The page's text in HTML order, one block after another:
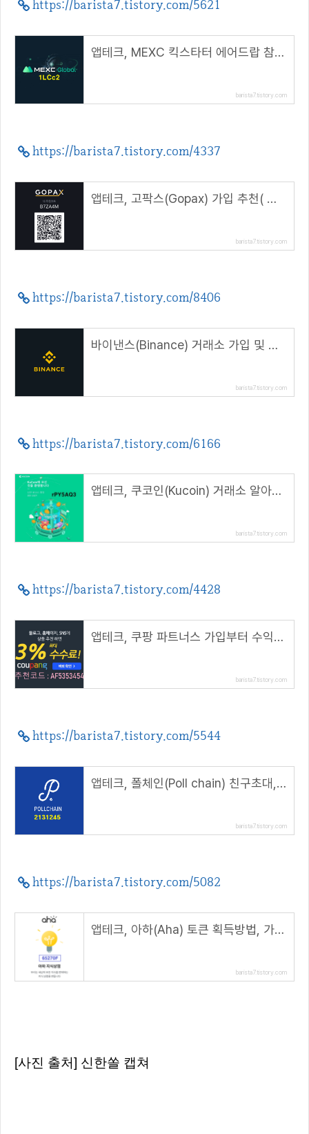
https://barista7.tistory.com/5621
앱테크, MEXC 킥스타터 에어드랍 참여방법( 추천 코드 : 1LCc2 )
barista7.tistory.com
https://barista7.tistory.com/4337
앱테크, 고팍스(Gopax) 가입 추천( 추천코드 : B7ZA4M )
barista7.tistory.com
https://barista7.tistory.com/8406
바이낸스(Binance) 거래소 가입 및 신원인증(KYC) 방법( 래퍼럴 코드 : CPA_00BAM2V9FZ )
barista7.tistory.com
https://barista7.tistory.com/6166
앱테크, 쿠코인(Kucoin) 거래소 알아보기( 추천코드 : rPY5AQ3 )
barista7.tistory.com
https://barista7.tistory.com/4428
앱테크, 쿠팡 파트너스 가입부터 수익까지( 추천코드 : AF5353454 )
barista7.tistory.com
https://barista7.tistory.com/5544
앱테크, 폴체인(Poll chain) 친구초대, 150 POLL 에어드랍( 추천코드 : 2131245 )
barista7.tistory.com
https://barista7.tistory.com/5082
앱테크, 아하(Aha) 토큰 획득방법, 가입시 120 AHT 지급( 추천 코드 : 65270F )
barista7.tistory.com
[사진 출처] 신한쏠 캡쳐